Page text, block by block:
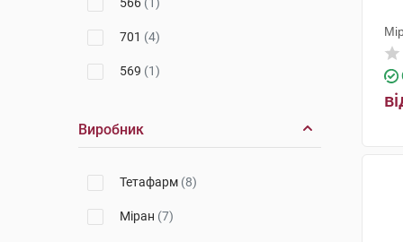
701 (4)
569 (1)
570
Виробник
Тетафарм (8)
Міран (7)